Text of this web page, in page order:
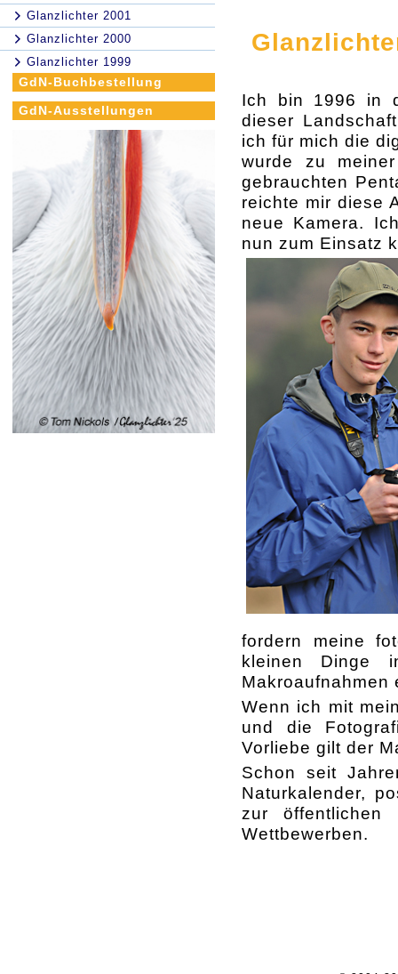
Glanzlichter 2001
Glanzlichter 2000
Glanzlichter 1999
GdN-Buchbestellung
GdN-Ausstellungen
Ich bin 1996 in
dieser
ich für mich die
wurde zu
gebrauchten
reichte mir diese
neue Kamera.
nun zum Einsatz
fordern meine
kleinen Dinge
Makroaufnahmen
Wenn ich mit
und die
Vorliebe gilt der
Schon seit
Naturkalender,
zur öffentlichen
Wettbewerben.